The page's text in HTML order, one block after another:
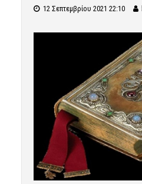
12 Σεπτεμβρίου 2021 22:10